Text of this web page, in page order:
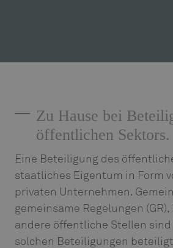
Zu Hause bei
öffentlichen Sektors.
Eine Beteiligung des
staatliches Eigentum in Form
privaten Unternehmen.
gemeinsame Regelungen
andere öffentliche Stellen sind
solchen Beteiligungen